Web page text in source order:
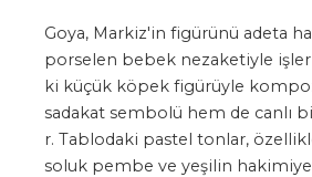
Goya, Markiz'in figürünü adeta
porselen bebek nezaketiyle
ki küçük köpek figürüyle
sadakat sembolü hem de canlı
r. Tablodaki pastel tonlar,
soluk pembe ve yeşilin